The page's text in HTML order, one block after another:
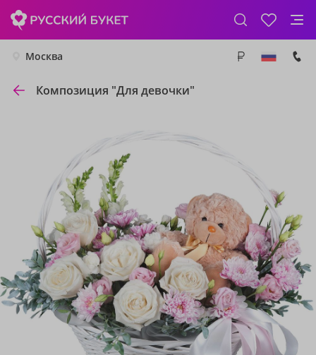
Москва
Композиция "Для девочки"